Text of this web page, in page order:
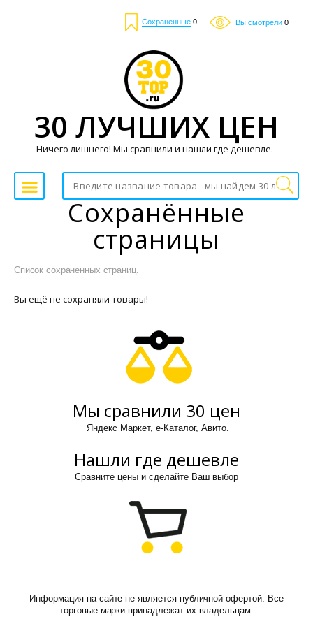
Сохраненные 0 Вы смотрели 0
Сохранённые
страницы
Список сохраненных страниц.
Вы ещё не сохраняли товары!
Мы сравнили 30 цен
Яндекс Маркет, е-Каталог, Авито.
Нашли где дешевле
Сравните цены и сделайте Ваш выбор
Информация на сайте не является публичной офертой. Все
торговые марки принадлежат их владельцам.
30 ЛУЧШИХ ЦЕН
Ничего лишнего! Мы сравнили и нашли где дешевле.